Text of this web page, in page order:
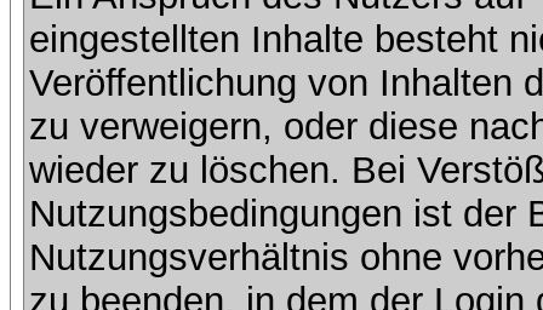
eingestellten Inhalte besteht
Veröffentlichung von Inhalten
zu verweigern, oder diese
wieder zu löschen. Bei
Nutzungsbedingungen ist der
Nutzungsverhältnis ohne
zu beenden, in dem der